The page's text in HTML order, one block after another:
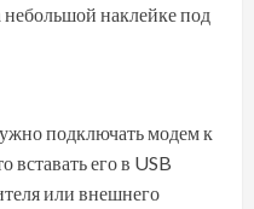
наклейке под
подключать модем к
вставать его в USB
или внешнего